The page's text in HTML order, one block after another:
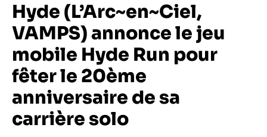
Hyde (L’Arc~en~Ciel,
VAMPS) annonce le jeu
mobile Hyde Run pour
fêter le 20ème
anniversaire de sa
carrière solo